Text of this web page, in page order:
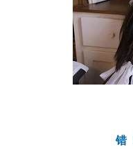
错